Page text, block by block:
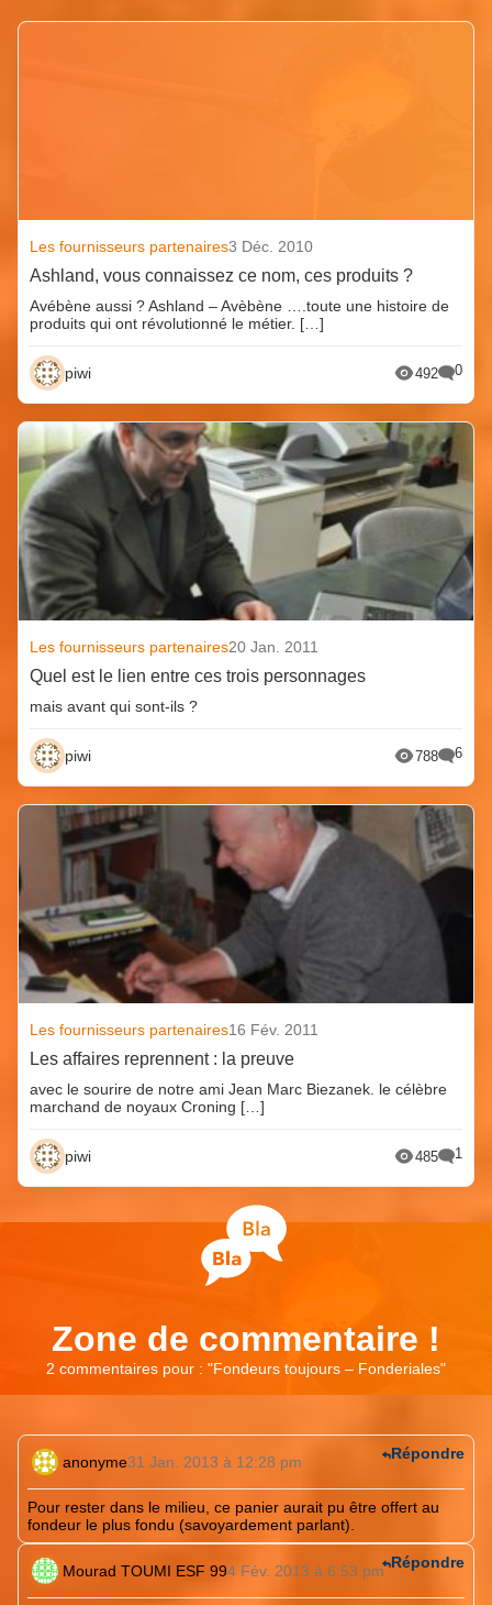
Les fournisseurs partenaires3 Déc. 2010
Ashland, vous connaissez ce nom, ces produits ?
Avébène aussi ? Ashland – Avèbène ….toute une histoire de
produits qui ont révolutionné le métier. […]
piwi 492 0
Les fournisseurs partenaires20 Jan. 2011
Quel est le lien entre ces trois personnages
mais avant qui sont-ils ?
piwi 788 6
Les fournisseurs partenaires16 Fév. 2011
Les affaires reprennent : la preuve
avec le sourire de notre ami Jean Marc Biezanek. le célèbre
marchand de noyaux Croning […]
piwi 485 1
Zone de commentaire !
2 commentaires pour : "Fondeurs toujours – Fonderiales"
anonyme31 Jan. 2013 à 12:28 pm
Pour rester dans le milieu, ce panier aurait pu être offert au
fondeur le plus fondu (savoyardement parlant).
Répondre
Mourad TOUMI ESF 994 Fév. 2013 à 6:53 pm Répondre